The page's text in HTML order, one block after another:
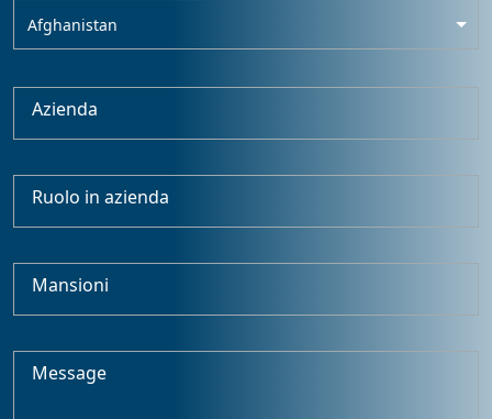
Afghanistan
Azienda
Ruolo in azienda
Mansioni
Message